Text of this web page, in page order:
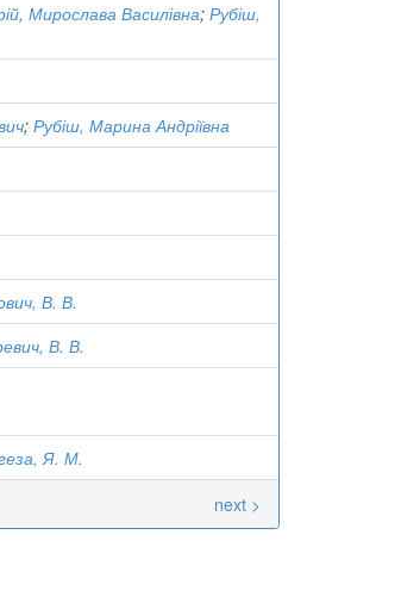
Мирослава Василівна; Рубіш,
; Рубіш, Марина Андріївна
В. В.
В. В.
Я. М.
next >